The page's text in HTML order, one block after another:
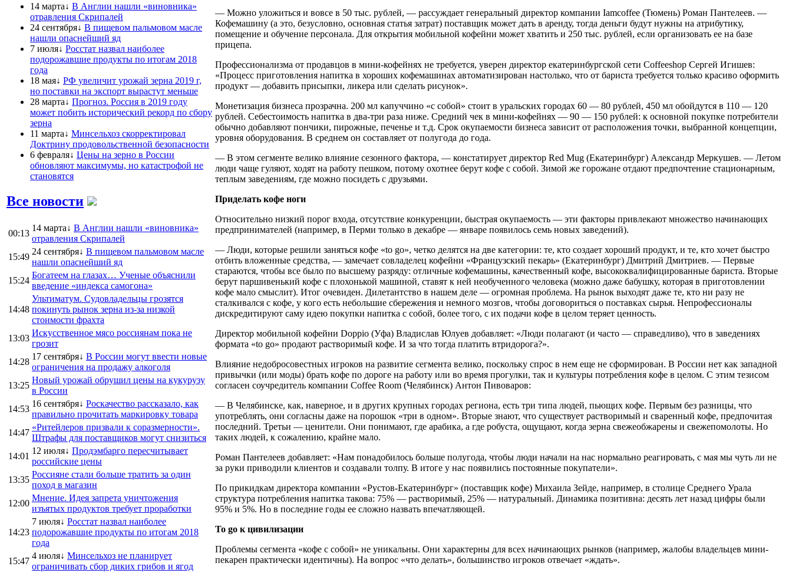
14 марта↓ В Англии нашли «виновника»
отравления Скрипалей
24 сентября↓ В пищевом пальмовом масле
нашли опаснейший яд
7 июля↓ Росстат назвал наиболее
подорожавшие продукты по итогам 2018
года
18 мая↓ РФ увеличит урожай зерна 2019 г,
но поставки на экспорт вырастут меньше
28 марта↓ Прогноз. Россия в 2019 году
может побить исторический рекорд по сбору
зерна
11 марта↓ Минсельхоз скорректировал
Доктрину продовольственной безопасности
6 февраля↓ Цены на зерно в России
обновляют максимумы, но катастрофой не
становятся
Все новости
00:13
14 марта↓ В Англии нашли «виновника»
отравления Скрипалей
15:49
24 сентября↓ В пищевом пальмовом масле
нашли опаснейший яд
15:24
Богатеем на глазах… Ученые объяснили
введение «индекса самогона»
14:48
Ультиматум. Судовладельцы грозятся
покинуть рынок зерна из-за низкой
стоимости фрахта
13:03
Искусственное мясо россиянам пока не
грозит
14:28
17 сентября↓ В России могут ввести новые
ограничения на продажу алкоголя
13:25
Новый урожай обрушил цены на кукурузу
в России
14:53
16 сентября↓ Роскачество рассказало, как
правильно прочитать маркировку товара
14:47
«Ритейлеров призвали к соразмерности».
Штрафы для поставщиков могут снизиться
14:01
12 июля↓ Продэмбарго пересчитывает
российские цены
13:35
Россияне стали больше тратить за один
поход в магазин
12:00
Мнение. Идея запрета уничтожения
изъятых продуктов требует проработки
14:23
7 июля↓ Росстат назвал наиболее
подорожавшие продукты по итогам 2018
года
15:47
4 июля↓ Минсельхоз не планирует
ограничивать сбор диких грибов и ягод
— Можно уложиться и вовсе в 50 тыс. рублей, — рассуждает генеральный директор компании Iamcoffee (Тюмень) Роман Пантелеев. —
Кофемашину (а это, безусловно, основная статья затрат) поставщик может дать в аренду, тогда деньги будут нужны на атрибутику,
помещение и обучение персонала. Для открытия мобильной кофейни может хватить и 250 тыс. рублей, если организовать ее на базе
прицепа.
Профессионализма от продавцов в мини-кофейнях не требуется, уверен директор екатеринбургской сети Coffeeshop Сергей Игишев:
«Процесс приготовления напитка в хороших кофемашинах автоматизирован настолько, что от бариста требуется только красиво оформить
продукт — добавить присыпки, ликера или сделать рисунок».
Монетизация бизнеса прозрачна. 200 мл капуччино «с собой» стоит в уральских городах 60 — 80 рублей, 450 мл обойдутся в 110 — 120
рублей. Себестоимость напитка в два-три раза ниже. Средний чек в мини-кофейнях — 90 — 150 рублей: к основной покупке потребители
обычно добавляют пончики, пирожные, печенье и т.д. Срок окупаемости бизнеса зависит от расположения точки, выбранной концепции,
уровня оборудования. В среднем он составляет от полугода до года.
— В этом сегменте велико влияние сезонного фактора, — констатирует директор Red Mug (Екатеринбург) Александр Меркушев. — Летом
люди чаще гуляют, ходят на работу пешком, потому охотнее берут кофе с собой. Зимой же горожане отдают предпочтение стационарным,
теплым заведениям, где можно посидеть с друзьями.
Приделать кофе ноги
Относительно низкий порог входа, отсутствие конкуренции, быстрая окупаемость — эти факторы привлекают множество начинающих
предпринимателей (например, в Перми только в декабре — январе появилось семь новых заведений).
— Люди, которые решили заняться кофе «to go», четко делятся на две категории: те, кто создает хороший продукт, и те, кто хочет быстро
отбить вложенные средства, — замечает совладелец кофейни «Французский пекарь» (Екатеринбург) Дмитрий Дмитриев. — Первые
стараются, чтобы все было по высшему разряду: отличные кофемашины, качественный кофе, высококвалифицированные бариста. Вторые
берут паршивенький кофе с плохонькой машиной, ставят к ней необученного человека (можно даже бабушку, которая в приготовлении
кофе мало смыслит). Итог очевиден. Дилетантство в нашем деле — огромная проблема. На рынок выходят даже те, кто ни разу не
сталкивался с кофе, у кого есть небольшие сбережения и немного мозгов, чтобы договориться о поставках сырья. Непрофессионалы
дискредитируют саму идею покупки напитка с собой, более того, с их подачи кофе в целом теряет ценность.
Директор мобильной кофейни Doppio (Уфа) Владислав Юлуев добавляет: «Люди полагают (и часто — справедливо), что в заведениях
формата «to go» продают растворимый кофе. И за что тогда платить втридорога?».
Влияние недобросовестных игроков на развитие сегмента велико, поскольку спрос в нем еще не сформирован. В России нет как западной
привычки (или моды) брать кофе по дороге на работу или во время прогулки, так и культуры потребления кофе в целом. С этим тезисом
согласен соучредитель компании Coffee Room (Челябинск) Антон Пивоваров:
— В Челябинске, как, наверное, и в других крупных городах региона, есть три типа людей, пьющих кофе. Первым без разницы, что
употреблять, они согласны даже на порошок «три в одном». Вторые знают, что существует растворимый и сваренный кофе, предпочитая
последний. Третьи — ценители. Они понимают, где арабика, а где робуста, ощущают, когда зерна свежеобжарены и свежепомолоты. Но
таких людей, к сожалению, крайне мало.
Роман Пантелеев добавляет: «Нам понадобилось больше полугода, чтобы люди начали на нас нормально реагировать, с мая мы чуть ли не
за руки приводили клиентов и создавали толпу. В итоге у нас появились постоянные покупатели».
По прикидкам директора компании «Рустов-Екатеринбург» (поставщик кофе) Михаила Зейде, например, в столице Среднего Урала
структура потребления напитка такова: 75% — растворимый, 25% — натуральный. Динамика позитивна: десять лет назад цифры были
95% и 5%. Но в последние годы ее сложно назвать впечатляющей.
To go к цивилизации
Проблемы сегмента «кофе с собой» не уникальны. Они характерны для всех начинающих рынков (например, жалобы владельцев мини-
пекарен практически идентичны). На вопрос «что делать», большинство игроков отвечает «ждать».